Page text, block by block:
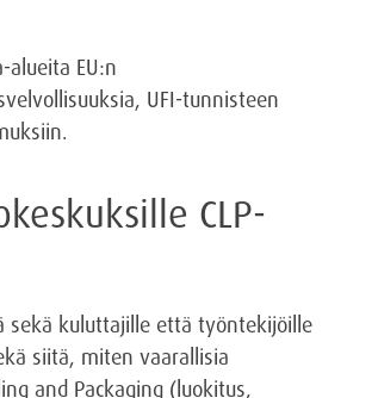
EU:n
UFI-tunnisteen
CLP-
sekä kuluttajille että työntekijöille
siitä, miten vaarallisia
and Packaging (luokitus,